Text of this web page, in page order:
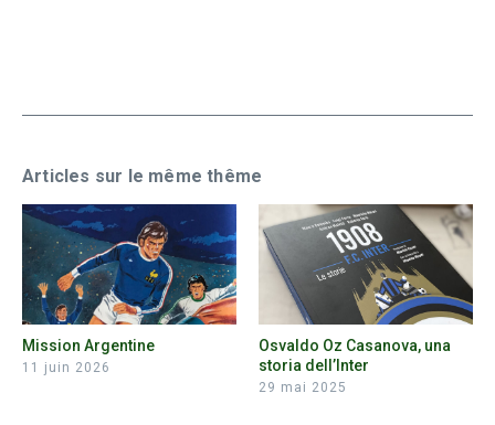
Articles sur le même thême
Mission Argentine
11 juin 2026
Osvaldo Oz Casanova, una
storia dell’Inter
29 mai 2025